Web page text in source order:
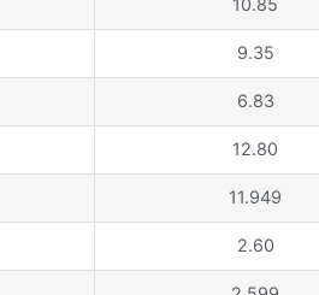
9.35
6.83
12.80
11.949
2.60